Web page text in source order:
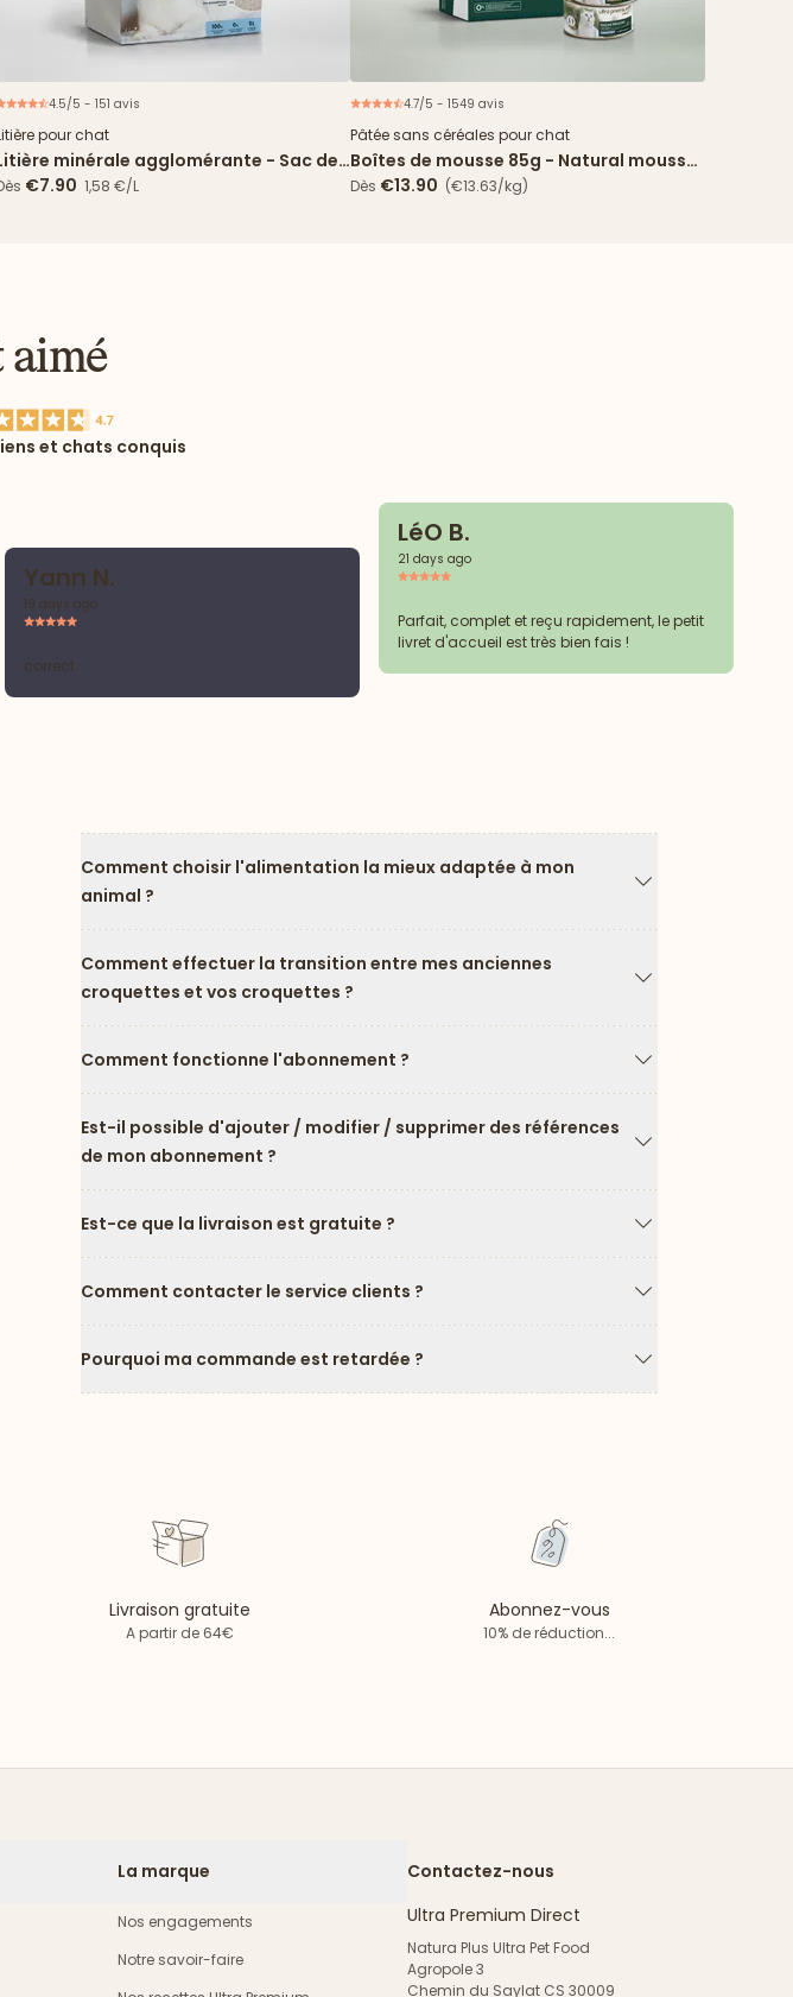
4.5/5 - 151 avis
pour chat
minérale agglomérante - Sac de
€7.90 1,58 €/L
4.7/5 - 1549 avis
Pâtée sans céréales pour chat
Boîtes de mousse 85g - Natural mousse
sole & poulet
Dès €13.90 (€13.63/kg)
aimé
et chats conquis
Yann N.
19 days ago
correct
LéO B.
21 days ago
Parfait, complet et reçu rapidement, le petit
livret d'accueil est très bien fais !
Comment choisir l'alimentation la mieux adaptée à mon
animal ?
Comment effectuer la transition entre mes anciennes
croquettes et vos croquettes ?
Comment fonctionne l'abonnement ?
Flèche vers le
Est-il possible d'ajouter / modifier / supprimer des références
de mon abonnement ?
Est-ce que la livraison est gratuite ?
Flèche vers le
Comment contacter le service clients ?
Flèche vers le
Pourquoi ma commande est retardée ?
Flèche vers le
Livraison gratuite
A partir de 64€
Abonnez-vous
10% de réduction...
La marque
Nos engagements
Notre savoir-faire
Contactez-nous
Ultra Premium Direct
Natura Plus Ultra Pet Food
Agropole 3
Chemin du Saylat CS 30009